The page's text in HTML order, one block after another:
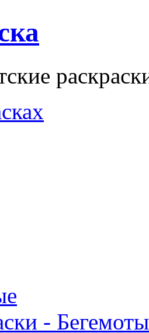
- Бегемоты